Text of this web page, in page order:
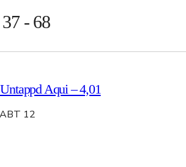
- 68
Aqui – 4,01
12